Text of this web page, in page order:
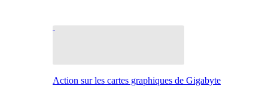
Action sur les cartes graphiques de Gigabyte